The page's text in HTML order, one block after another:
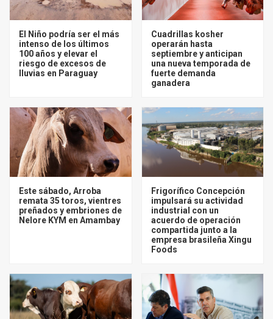
El Niño podría ser el más
intenso de los últimos
100 años y elevar el
riesgo de excesos de
lluvias en Paraguay
Cuadrillas kosher
operarán hasta
septiembre y anticipan
una nueva temporada de
fuerte demanda
ganadera
Este sábado, Arroba
remata 35 toros, vientres
preñados y embriones de
Nelore KYM en Amambay
Frigorífico Concepción
impulsará su actividad
industrial con un
acuerdo de operación
compartida junto a la
empresa brasileña Xingu
Foods